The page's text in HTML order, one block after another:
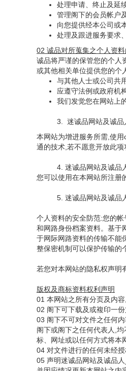
处理申请、终止及延
管理阁下的会员帐户
向您提供经本公司或
处理及跟进服务要求
02 诚品对所蒐集之个人资
诚品将严谨的保管您的个人
或其他相关单位提供您的个
与其他人士或公司共
应遵守法例或政府机
我们发觉您在网站上
3. 迷诚品网站及诚品
本网站为增进服务所需,使
通的技术,若不愿意开放此项
4. 迷诚品网站及诚品人
您可以使用在本网站所注册
5. 迷诚品网站及诚品人
个人资料的安全防范:您的
和网路身份档案资料。基于
于网际网路资料的传输不能
整保密机制可以保护传输的
若您对本网站的隐私权声明
版权及商标资料权利声明
01 本网站之所有分页及内
02 阁下可下载及或複印一
03 阁下不可对文件之任何
阁下或阁下之任何代表人,
标、网址或以任何方式将本
04 对文件进行的任何未经
05 声明迷诚品网站及诚品